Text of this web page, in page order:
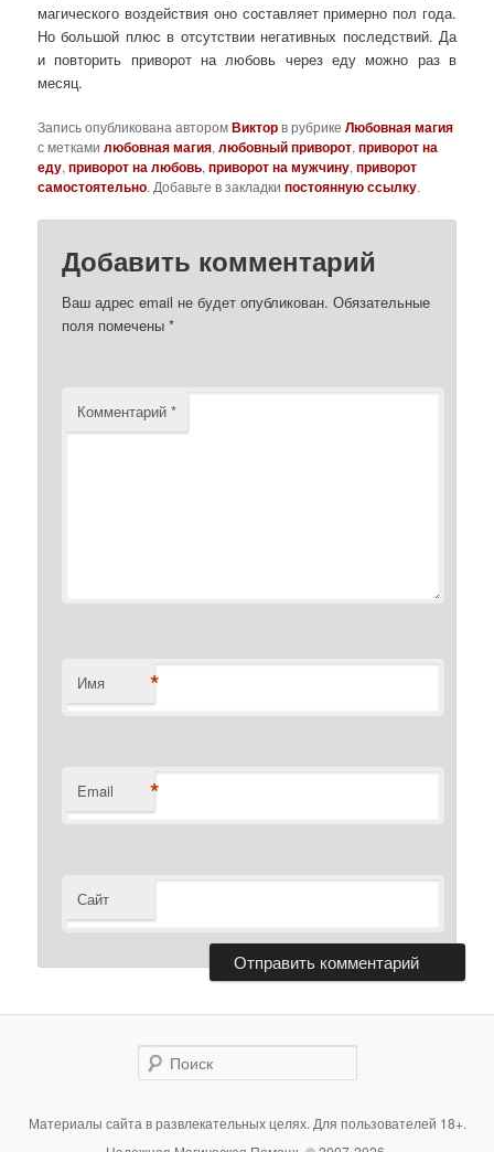
магического воздействия оно составляет примерно пол года.
Но большой плюс в отсутствии негативных последствий. Да
и повторить приворот на любовь через еду можно раз в
месяц.
Запись опубликована авторомВикторв рубрикеЛюбовная магия
с меткамилюбовная магия,любовный приворот,приворот на
еду,приворот на любовь,приворот на мужчину,приворот
самостоятельно. Добавьте в закладкипостоянную ссылку.
Добавить комментарий
Ваш адрес email не будет опубликован. Обязательные
поля помечены*
Комментарий*
Имя *
Email *
Сайт
Поиск
Материалы сайта в развлекательных целях. Для пользователей 18+.